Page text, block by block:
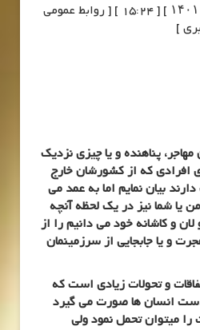
[ چهارشنبه چهارم خرداد ۱۴۰۱ ] [ 15:24 ] [ روابط عمومی
]
پناهنده و یا چیزی نزدیک
افرادی که از کشورشان خارج
بیان نمایم اما به عمد می
یا شما نیز در یک لحظه آنچه
و کاشانه خود می دانیم را از
و یا جابجایی از سرزمینمان
و تحولات زیادی است که
انسان ها صورت می گیرد
میتوان تحمل نمود ولی